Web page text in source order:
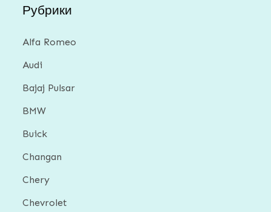
Рубрики
Alfa Romeo
Audi
Bajaj Pulsar
BMW
Buick
Changan
Chery
Chevrolet